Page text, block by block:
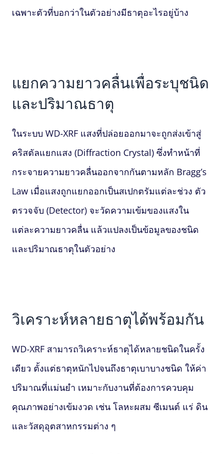
เฉพาะตัวที่บอกว่าในตัวอย่างมีธาตุอะไรอยู่บ้าง
แยกความยาวคลื่นเพื่อระบุชนิด
และปริมาณธาตุ
ในระบบ WD-XRF แสงที่ปล่อยออกมาจะถูกส่งเข้าสู่
คริสตัลแยกแสง (Diffraction Crystal) ซึ่งทำหน้าที่
กระจายความยาวคลื่นออกจากกันตามหลัก Bragg’s
Law เมื่อแสงถูกแยกออกเป็นสเปกตรัมแต่ละช่วง ตัว
ตรวจจับ (Detector) จะวัดความเข้มของแสงใน
แต่ละความยาวคลื่น แล้วแปลงเป็นข้อมูลของชนิด
และปริมาณธาตุในตัวอย่าง
วิเคราะห์หลายธาตุได้พร้อมกัน
WD-XRF สามารถวิเคราะห์ธาตุได้หลายชนิดในครั้ง
เดียว ตั้งแต่ธาตุหนักไปจนถึงธาตุเบาบางชนิด ให้ค่า
ปริมาณที่แม่นยำ เหมาะกับงานที่ต้องการควบคุม
คุณภาพอย่างเข้มงวด เช่น โลหะผสม ซีเมนต์ แร่ ดิน
และวัสดุอุตสาหกรรมต่าง ๆ